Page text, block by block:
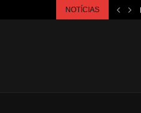
NOTÍCIAS